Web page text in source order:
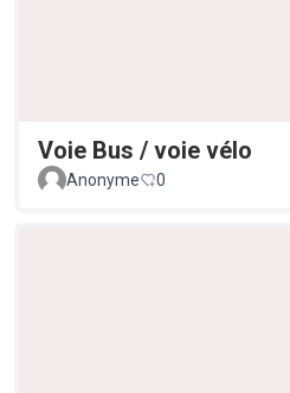
Voie Bus / voie vélo
Anonyme 0